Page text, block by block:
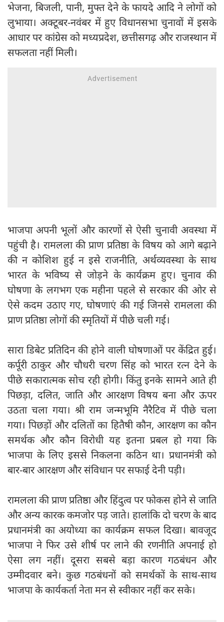
भेजना, बिजली, पानी, मुफ्त देने के फायदे आदि ने लोगों को
लुभाया। अक्टूबर-नवंबर में हुए विधानसभा चुनावों में इसके
आधार पर कांग्रेस को मध्यप्रदेश, छत्तीसगढ़ और राजस्थान में
सफलता नहीं मिली।
भाजपा अपनी भूलों और कारणों से ऐसी चुनावी अवस्था में
पहुंची है। रामलला की प्राण प्रतिष्ठा के विषय को आगे बढ़ाने
की न कोशिश हुई न इसे राजनीति, अर्थव्यवस्था के साथ
भारत के भविष्य से जोड़ने के कार्यक्रम हुए‌। चुनाव की
घोषणा के लगभग एक महीना पहले से सरकार की ओर से
ऐसे कदम उठाए गए, घोषणाएं की गई जिनसे रामलला की
प्राण प्रतिष्ठा लोगों की स्मृतियों में पीछे चली गई।
सारा डिबेट प्रतिदिन की होने वाली घोषणाओं पर केंद्रित हुई।
कर्पूरी ठाकुर और चौधरी चरण सिंह को भारत रत्न देने के
पीछे सकारात्मक सोच रही होगी। किंतु इनके सामने आते ही
पिछड़ा, दलित, जाति और आरक्षण विषय बना और ऊपर
उठता चला गया। श्री राम जन्मभूमि नैरैटिव में पीछे चला
गया। पिछड़ों और दलितों का हितैषी कौन, आरक्षण का कौन
समर्थक और कौन विरोधी यह इतना प्रबल हो गया कि
भाजपा के लिए इससे निकलना कठिन था। प्रधानमंत्री को
बार-बार आरक्षण और संविधान पर सफाई देनी पड़ी।
रामलला की प्राण प्रतिष्ठा और हिंदुत्व पर फोकस होने से जाति
और अन्य कारक कमजोर पड़ जाते। हालांकि दो चरण के बाद
प्रधानमंत्री का अयोध्या का कार्यक्रम सफल दिखा। बावजूद
भाजपा ने फिर उसे शीर्ष पर लाने की रणनीति अपनाई हो
ऐसा लग नहीं। दूसरा सबसे बड़ा कारण गठबंधन और
उम्मीदवार बने। कुछ गठबंधनों को समर्थकों के साथ-साथ
भाजपा के कार्यकर्ता नेता मन से स्वीकार नहीं कर सके।